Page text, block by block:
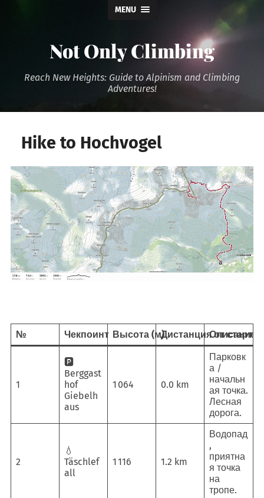
MENU
Not Only Climbing
Reach New Heights: Guide to Alpinism and Climbing
Adventures!
Hike to Hochvogel
№ Чекпоинт Высота (м)Дистанция от старта
Описание
1
🅿️
Berggast
hof
Giebelh
aus
1 064 0.0 km
Парковк
а /
начальн
ая точка.
Лесная
дорога.
2
💧
Täschlef
all
1 116 1.2 km
Водопад
,
приятна
я точка
на
тропе.